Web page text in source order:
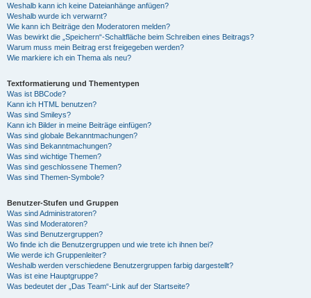
Weshalb kann ich keine Dateianhänge anfügen?
Weshalb wurde ich verwarnt?
Wie kann ich Beiträge den Moderatoren melden?
Was bewirkt die „Speichern“-Schaltfläche beim Schreiben eines Beitrags?
Warum muss mein Beitrag erst freigegeben werden?
Wie markiere ich ein Thema als neu?
Textformatierung und Thementypen
Was ist BBCode?
Kann ich HTML benutzen?
Was sind Smileys?
Kann ich Bilder in meine Beiträge einfügen?
Was sind globale Bekanntmachungen?
Was sind Bekanntmachungen?
Was sind wichtige Themen?
Was sind geschlossene Themen?
Was sind Themen-Symbole?
Benutzer-Stufen und Gruppen
Was sind Administratoren?
Was sind Moderatoren?
Was sind Benutzergruppen?
Wo finde ich die Benutzergruppen und wie trete ich ihnen bei?
Wie werde ich Gruppenleiter?
Weshalb werden verschiedene Benutzergruppen farbig dargestellt?
Was ist eine Hauptgruppe?
Was bedeutet der „Das Team“-Link auf der Startseite?